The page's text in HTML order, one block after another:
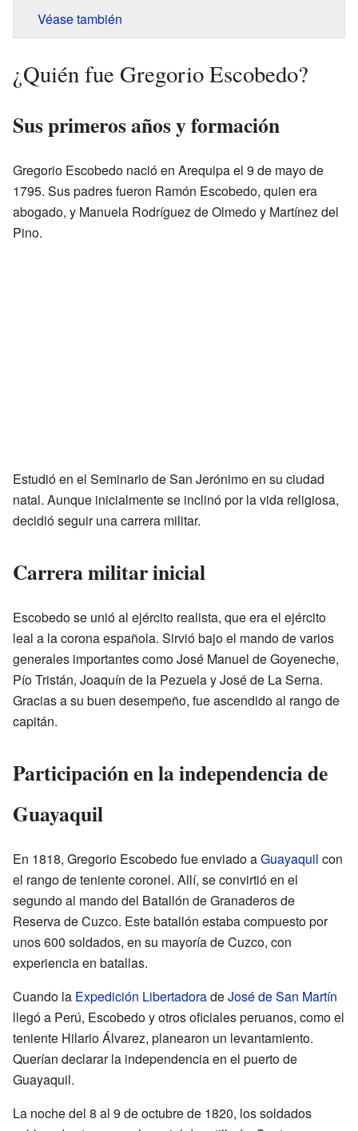
Véase también
¿Quién fue Gregorio Escobedo?
Sus primeros años y formación
Gregorio Escobedo nació en Arequipa el 9 de mayo de
1795. Sus padres fueron Ramón Escobedo, quien era
abogado, y Manuela Rodríguez de Olmedo y Martínez del
Pino.
Estudió en el Seminario de San Jerónimo en su ciudad
natal. Aunque inicialmente se inclinó por la vida religiosa,
decidió seguir una carrera militar.
Carrera militar inicial
Escobedo se unió al ejército realista, que era el ejército
leal a la corona española. Sirvió bajo el mando de varios
generales importantes como José Manuel de Goyeneche,
Pío Tristán, Joaquín de la Pezuela y José de La Serna.
Gracias a su buen desempeño, fue ascendido al rango de
capitán.
Participación en la independencia de
Guayaquil
En 1818, Gregorio Escobedo fue enviado aGuayaquil con
el rango de teniente coronel. Allí, se convirtió en el
segundo al mando del Batallón de Granaderos de
Reserva de Cuzco. Este batallón estaba compuesto por
unos 600 soldados, en su mayoría de Cuzco, con
experiencia en batallas.
Cuando la Expedición LibertadoradeJosé de San Martín
llegó a Perú, Escobedo y otros oficiales peruanos, como el
teniente Hilario Álvarez, planearon un levantamiento.
Querían declarar la independencia en el puerto de
Guayaquil.
La noche del 8 al 9 de octubre de 1820, los soldados